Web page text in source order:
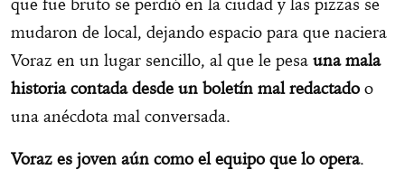
mudaron de local, dejando espacio para que naciera
Voraz en un lugar sencillo, al que le pesa una mala
historia contada desde un boletín mal redactado o
una anécdota mal conversada.
Voraz es joven aún como el equipo que lo opera.